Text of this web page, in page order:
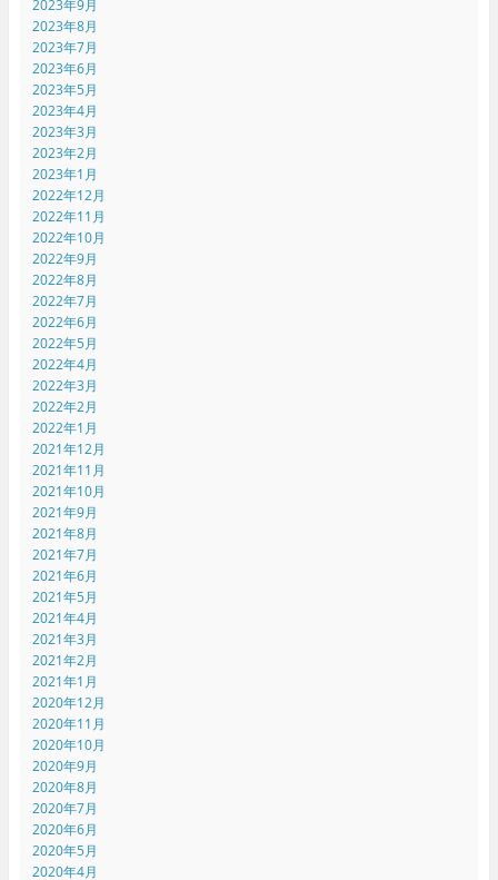
2023年9月
2023年8月
2023年7月
2023年6月
2023年5月
2023年4月
2023年3月
2023年2月
2023年1月
2022年12月
2022年11月
2022年10月
2022年9月
2022年8月
2022年7月
2022年6月
2022年5月
2022年4月
2022年3月
2022年2月
2022年1月
2021年12月
2021年11月
2021年10月
2021年9月
2021年8月
2021年7月
2021年6月
2021年5月
2021年4月
2021年3月
2021年2月
2021年1月
2020年12月
2020年11月
2020年10月
2020年9月
2020年8月
2020年7月
2020年6月
2020年5月
2020年4月